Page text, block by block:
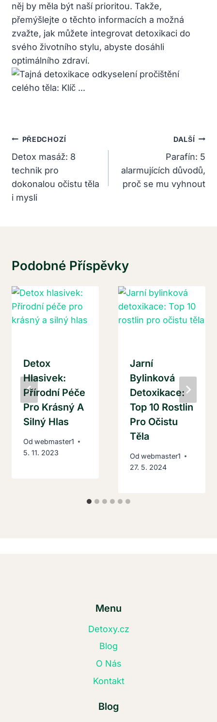
něj by měla být naší prioritou. Takže,
přemýšlejte o těchto informacích a možná
zvažte, jak můžete integrovat detoxikaci do
svého životního stylu, abyste dosáhli
optimálního zdraví.
Navigace
Pro
Příspěvek
PŘEDCHOZÍ
Detox masáž: 8
technik pro
dokonalou očistu těla
i mysli
DALŠÍ
Parafín: 5
alarmujících důvodů,
proč se mu vyhnout
Podobné Příspěvky
Detox
Hlasivek:
Přírodní Péče
Pro Krásný A
Silný Hlas
Od webmaster1
5. 11. 2023
Jarní
Bylinková
Detoxikace:
Top 10 Rostlin
Pro Očistu
Těla
Od webmaster1
27. 5. 2024
Menu
Detoxy.cz
Blog
O Nás
Kontakt
Blog